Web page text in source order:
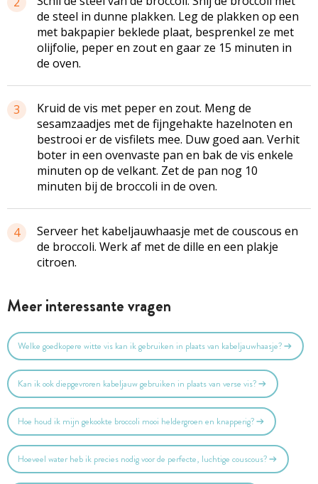
de steel in dunne plakken. Leg de plakken op een
met bakpapier beklede plaat, besprenkel ze met
olijfolie, peper en zout en gaar ze 15 minuten in
de oven.
3
Kruid de vis met peper en zout. Meng de
sesamzaadjes met de fijngehakte hazelnoten en
bestrooi er de visfilets mee. Duw goed aan. Verhit
boter in een ovenvaste pan en bak de vis enkele
minuten op de velkant. Zet de pan nog 10
minuten bij de broccoli in de oven.
4
Serveer het kabeljauwhaasje met de couscous en
de broccoli. Werk af met de dille en een plakje
citroen.
Meer interessante vragen
Welke goedkopere witte vis kan ik gebruiken in plaats van kabeljauwhaasje?
Kan ik ook diepgevroren kabeljauw gebruiken in plaats van verse vis?
Hoe houd ik mijn gekookte broccoli mooi heldergroen en knapperig?
Hoeveel water heb ik precies nodig voor de perfecte, luchtige couscous?